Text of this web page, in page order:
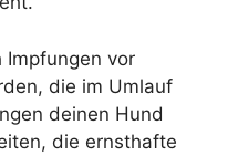
Impfungen vor
die im Umlauf
deinen Hund
die ernsthafte